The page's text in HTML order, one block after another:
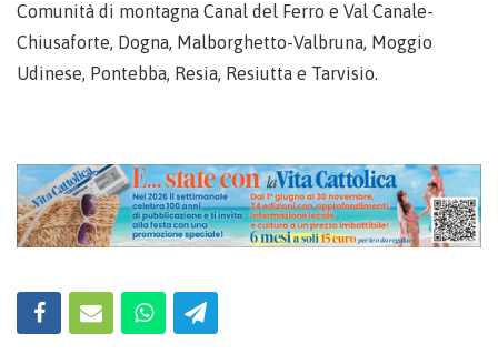
Comunità di montagna Canal del Ferro e Val Canale-
Chiusaforte, Dogna, Malborghetto-Valbruna, Moggio
Udinese, Pontebba, Resia, Resiutta e Tarvisio.